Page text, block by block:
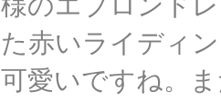
た赤いライディ
可愛いですね。